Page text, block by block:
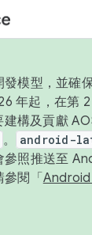
模型，並確
年起，在第
構及貢獻
。 android-
參照推送至
閱「 Android